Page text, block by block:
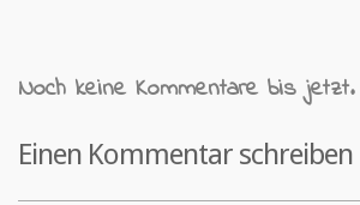
Noch keine Kommentare bis jetzt.
Einen Kommentar schreiben